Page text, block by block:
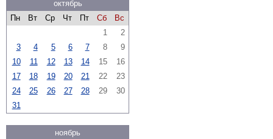
октябрь
Пн
Вт Ср Чт Пт Сб
Вс
1
2
3
4 5 6 7 8
9
10
11 12 13 14 15
16
17
18 19 20 21 22
23
24
25 26 27 28 29
30
31
ноябрь